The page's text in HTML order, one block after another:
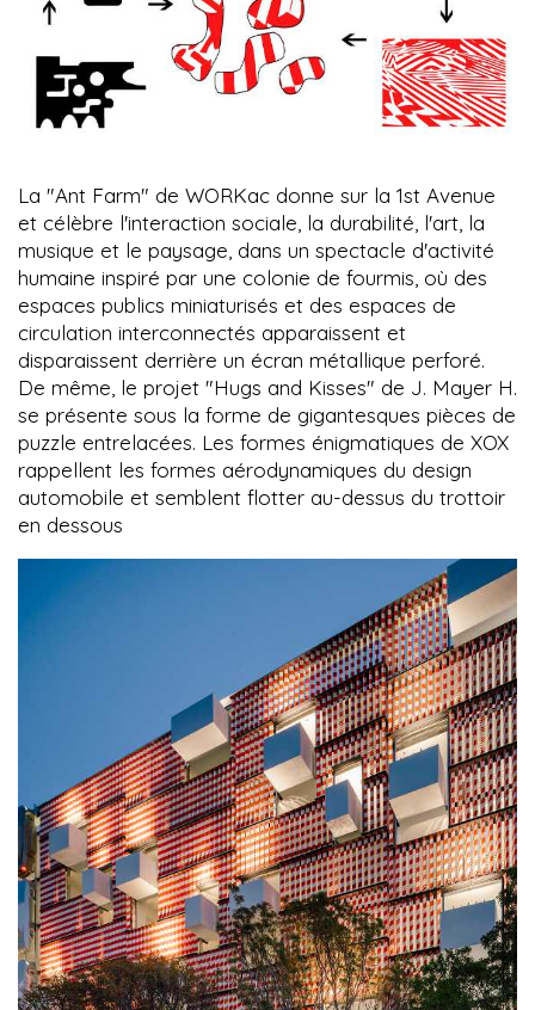
La "Ant Farm" de WORKac donne sur la 1st Avenue
et célèbre l'interaction sociale, la durabilité, l'art, la
musique et le paysage, dans un spectacle d'activité
humaine inspiré par une colonie de fourmis, où des
espaces publics miniaturisés et des espaces de
circulation interconnectés apparaissent et
disparaissent derrière un écran métallique perforé.
De même, le projet "Hugs and Kisses" de J. Mayer H.
se présente sous la forme de gigantesques pièces de
puzzle entrelacées. Les formes énigmatiques de XOX
rappellent les formes aérodynamiques du design
automobile et semblent flotter au-dessus du trottoir
en dessous